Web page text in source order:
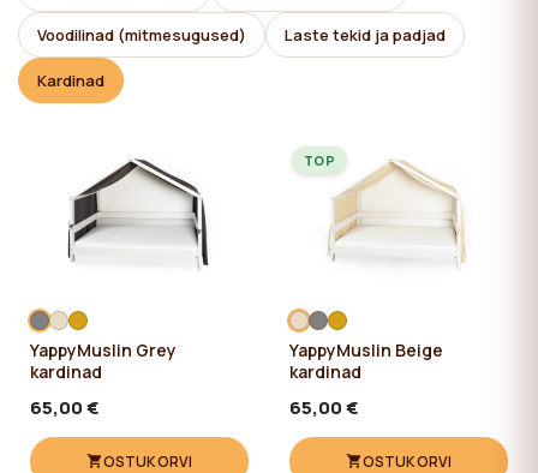
Voodilinad (mitmesugused) Laste tekid ja padjad
Kardinad
YappyMuslin Grey
kardinad
65,00 €
OSTUKORVI
YappyMuslin Beige
kardinad
65,00 €
OSTUKORVI
TOP